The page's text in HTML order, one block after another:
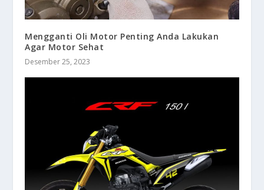
Mengganti Oli Motor Penting Anda Lakukan
Agar Motor Sehat
Desember 25, 2023